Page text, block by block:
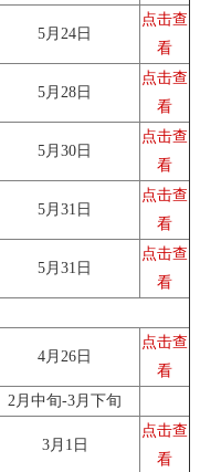
5月24日
点击查
看
5月28日
点击查
看
5月30日
点击查
看
5月31日
点击查
看
5月31日
点击查
看
4月26日
点击查
看
2月中旬-3月下旬
3月1日
点击查
看